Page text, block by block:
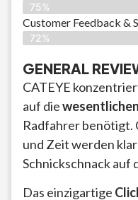
75%
Customer Feedback &
72%
GENERAL
CATEYE
auf die
Radfahrer benötigt.
und Zeit werden
Schnickschnack auf
Das einzigartige